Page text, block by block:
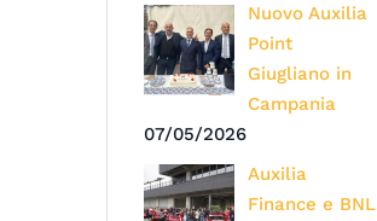
Nuovo Auxilia
Point
Giugliano in
Campania
07/05/2026
Auxilia
Finance e BNL